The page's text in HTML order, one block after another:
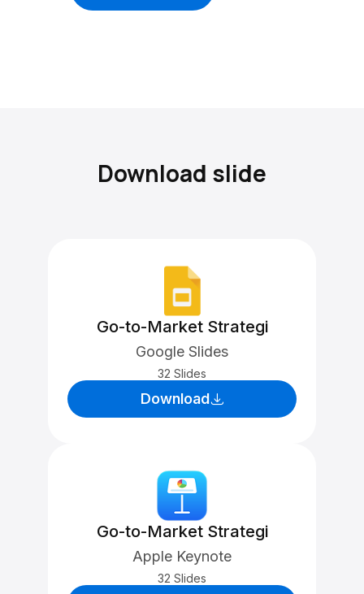
Download slide
Go-to-Market Strategi
Google Slides
32 Slides
Download
Go-to-Market Strategi
Apple Keynote
32 Slides